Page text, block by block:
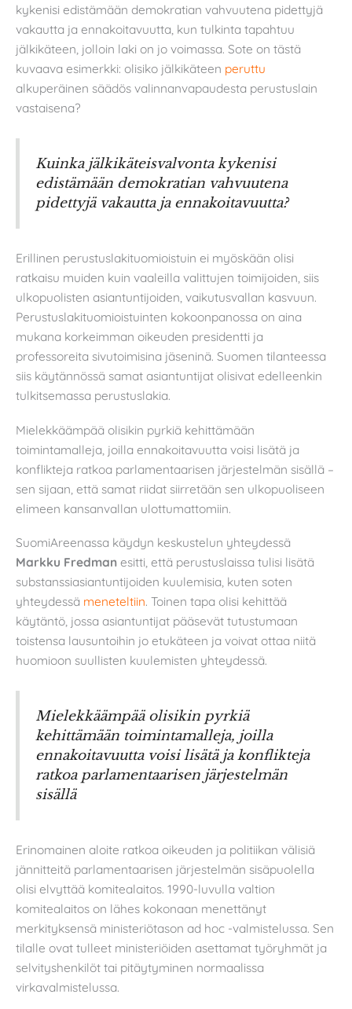
kykenisi edistämään demokratian vahvuutena pidettyjä
vakautta ja ennakoitavuutta, kun tulkinta tapahtuu
jälkikäteen, jolloin laki on jo voimassa. Sote on tästä
kuvaava esimerkki: olisiko jälkikäteen peruttu
alkuperäinen säädös valinnanvapaudesta perustuslain
vastaisena?
Kuinka jälkikäteisvalvonta kykenisi
edistämään demokratian vahvuutena
pidettyjä vakautta ja ennakoitavuutta?
Erillinen perustuslakituomioistuin ei myöskään olisi
ratkaisu muiden kuin vaaleilla valittujen toimijoiden, siis
ulkopuolisten asiantuntijoiden, vaikutusvallan kasvuun.
Perustuslakituomioistuinten kokoonpanossa on aina
mukana korkeimman oikeuden presidentti ja
professoreita sivutoimisina jäseninä. Suomen tilanteessa
siis käytännössä samat asiantuntijat olisivat edelleenkin
tulkitsemassa perustuslakia.
Mielekkäämpää olisikin pyrkiä kehittämään
toimintamalleja, joilla ennakoitavuutta voisi lisätä ja
konflikteja ratkoa parlamentaarisen järjestelmän sisällä –
sen sijaan, että samat riidat siirretään sen ulkopuoliseen
elimeen kansanvallan ulottumattomiin.
SuomiAreenassa käydyn keskustelun yhteydessä
Markku Fredman esitti, että perustuslaissa tulisi lisätä
substanssiasiantuntijoiden kuulemisia, kuten soten
yhteydessä meneteltiin. Toinen tapa olisi kehittää
käytäntö, jossa asiantuntijat pääsevät tutustumaan
toistensa lausuntoihin jo etukäteen ja voivat ottaa niitä
huomioon suullisten kuulemisten yhteydessä.
Mielekkäämpää olisikin pyrkiä
kehittämään toimintamalleja, joilla
ennakoitavuutta voisi lisätä ja konflikteja
ratkoa parlamentaarisen järjestelmän
sisällä
Erinomainen aloite ratkoa oikeuden ja politiikan välisiä
jännitteitä parlamentaarisen järjestelmän sisäpuolella
olisi elvyttää komitealaitos. 1990-luvulla valtion
komitealaitos on lähes kokonaan menettänyt
merkityksensä ministeriötason ad hoc -valmistelussa. Sen
tilalle ovat tulleet ministeriöiden asettamat työryhmät ja
selvityshenkilöt tai pitäytyminen normaalissa
virkavalmistelussa.